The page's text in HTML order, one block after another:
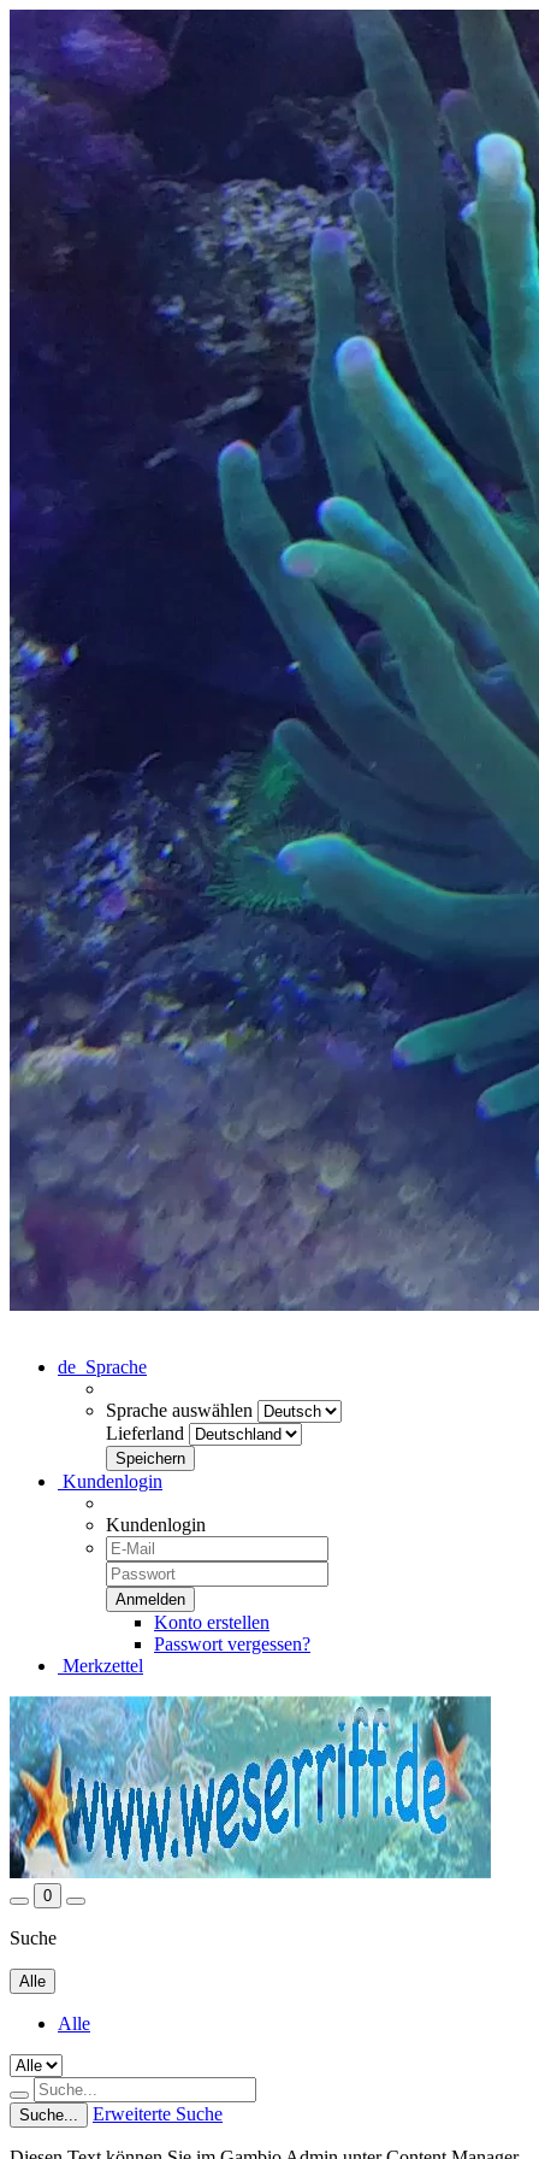
de Sprache
Sprache auswählen
Lieferland
Kundenlogin
Kundenlogin
Konto erstellen
Passwort vergessen?
Merkzettel
0
Suche
Alle
Alle
Suche... Erweiterte Suche